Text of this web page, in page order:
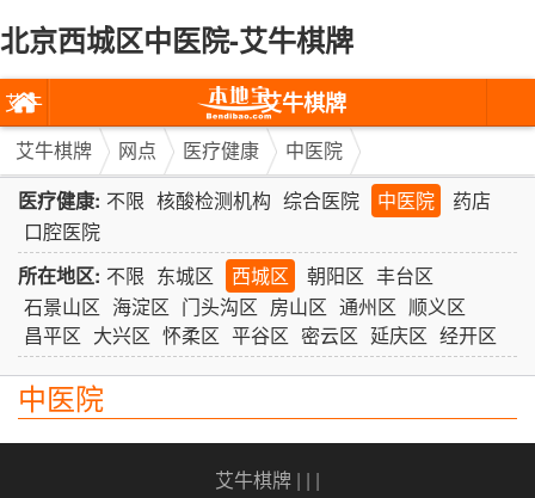
北京西城区中医院-艾牛棋牌
艾牛
棋牌
艾牛棋牌
艾牛棋牌 网点 医疗健康
中医院
医疗健康: 不限 核酸检测机构 综合医院 中医院
药店
口腔医院
所在地区: 不限 东城区 西城区 朝阳区 丰台区
石景山区 海淀区 门头沟区 房山区 通州区 顺义区
昌平区 大兴区 怀柔区 平谷区 密云区 延庆区 经开区
中医院
艾牛棋牌 | | |